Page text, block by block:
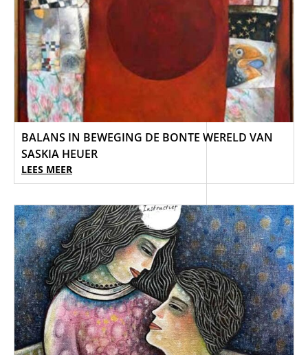
BALANS IN BEWEGING DE BONTE WERELD VAN
SASKIA HEUER
LEES MEER